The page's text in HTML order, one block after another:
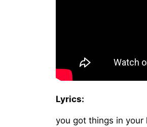
Lyrics:
you got things in your